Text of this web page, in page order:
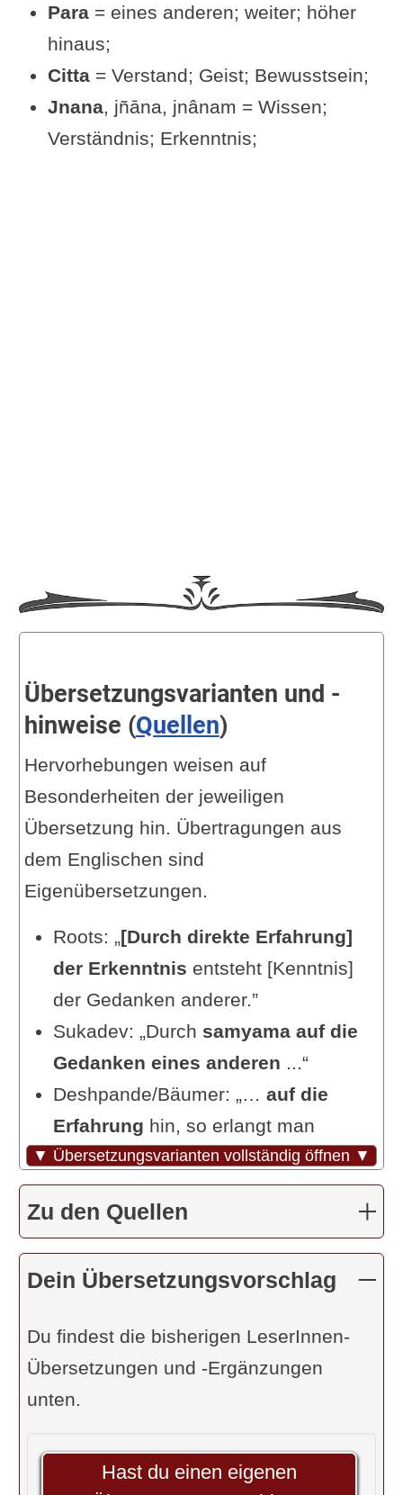
Beliebt & gut bewertet: Bücher
zum Yogasutra
Alte Schriften auf Yoga-
Welten.de
Para= eines anderen; weiter; höher
hinaus;
Citta= Verstand; Geist; Bewusstsein;
Jnana, jñāna, jnânam = Wissen;
Verständnis; Erkenntnis;
▼ Übersetzungsvarianten vollständig öffnen ▼
Übersetzungsvarianten und -
hinweise (Quellen)
Hervorhebungen weisen auf
Besonderheiten der jeweiligen
Übersetzung hin. Übertragungen aus
dem Englischen sind
Eigenübersetzungen.
Roots: „ [Durch direkte Erfahrung]
der Erkenntnis entsteht [Kenntnis]
der Gedanken anderer.”
Sukadev: „Durch samyama auf die
Gedanken eines anderen ...“
Deshpande/Bäumer: „… auf die
Erfahrung hin, so erlangt man
Wissen von den Gedanken anderer.“
Dr. R. Steiner: „DurchMeditation auf
die Gedanken eines anderen
Coster: „-“
Feuerstein: „Aus …Wahrnehmung
Person …“
R. Palm: „… [aus der
Vergegenwärtigung] der
R. Sriram: „Samyama … in die
Zu den Quellen
Dein Übersetzungsvorschlag
Du findest die bisherigen LeserInnen-
Übersetzungen und -Ergänzungen
unten.
Hast du einen eigenen